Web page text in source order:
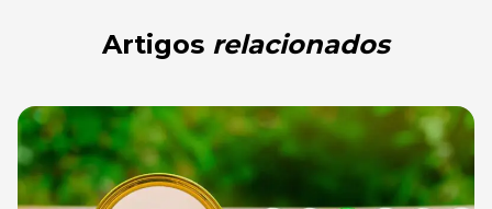
Artigos relacionados